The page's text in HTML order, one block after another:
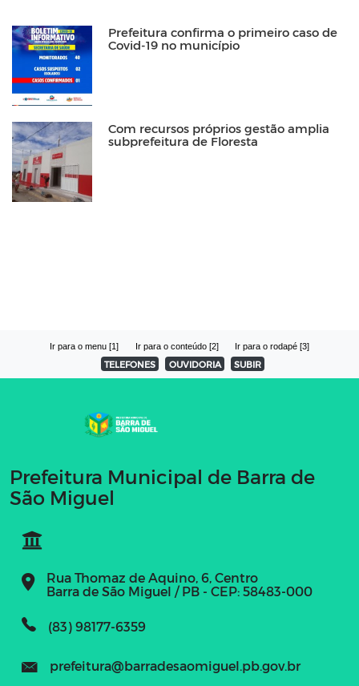
Prefeitura confirma o primeiro caso de
Covid-19 no município
Com recursos próprios gestão amplia
subprefeitura de Floresta
Ir para o menu [1] Ir para o conteúdo [2] Ir para o rodapé [3]
TELEFONES OUVIDORIA SUBIR
Prefeitura Municipal de Barra de
São Miguel
Rua Thomaz de Aquino, 6, Centro
Barra de São Miguel / PB - CEP: 58483-000
(83) 98177-6359
prefeitura@barradesaomiguel.pb.gov.br